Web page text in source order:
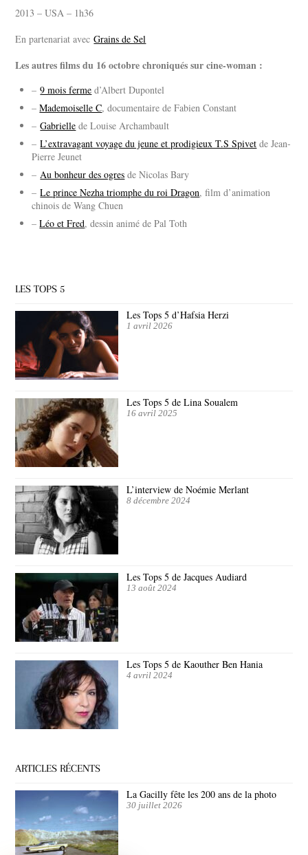
2013 – USA – 1h36
En partenariat avecGrains de Sel
Les autres films du 16 octobre chroniqués sur cine-woman :
–9 mois ferme d’Albert Dupontel
–Mademoiselle C, documentaire de Fabien Constant
–Gabrielle de Louise Archambault
–L’extravagant voyage du jeune et prodigieux T.S Spivet de Jean-
Pierre Jeunet
–Au bonheur des ogres de Nicolas Bary
–Le prince Nezha triomphe du roi Dragon, film d’animation
chinois de Wang Chuen
–Léo et Fred, dessin animé de Pal Toth
LES TOPS 5
Les Tops 5 d’Hafsia Herzi
1 avril 2026
Les Tops 5 de Lina Soualem
16 avril 2025
L’interview de Noémie Merlant
8 décembre 2024
Les Tops 5 de Jacques Audiard
13 août 2024
Les Tops 5 de Kaouther Ben Hania
4 avril 2024
ARTICLES RÉCENTS
La Gacilly fête les 200 ans de la photo
30 juillet 2026